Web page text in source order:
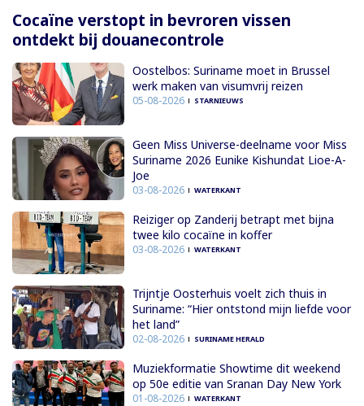
Cocaïne verstopt in bevroren vissen
ontdekt bij douanecontrole
Oostelbos: Suriname moet in Brussel
werk maken van visumvrij reizen
05-08-2026 STARNIEUWS
Geen Miss Universe-deelname voor Miss
Suriname 2026 Eunike Kishundat Lioe-A-
Joe
03-08-2026 WATERKANT
Reiziger op Zanderij betrapt met bijna
twee kilo cocaïne in koffer
03-08-2026 WATERKANT
Trijntje Oosterhuis voelt zich thuis in
Suriname: “Hier ontstond mijn liefde voor
het land”
02-08-2026 SURINAME HERALD
Muziekformatie Showtime dit weekend
op 50e editie van Sranan Day New York
01-08-2026 WATERKANT